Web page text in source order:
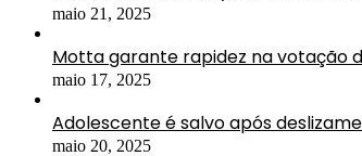
maio 21, 2025
Motta garante rapidez na votação
maio 17, 2025
Adolescente é salvo após
maio 20, 2025